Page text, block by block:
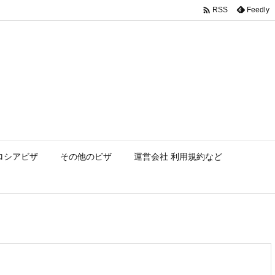
シアビザ その他のビザ 運営会社 利用規約など
 RSS Feedly